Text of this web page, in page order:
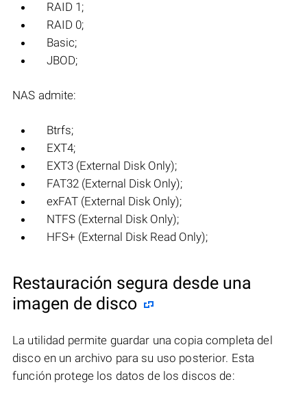
RAID 1;
RAID 0;
Basic;
JBOD;
NAS admite:
Btrfs;
EXT4;
EXT3 (External Disk Only);
FAT32 (External Disk Only);
exFAT (External Disk Only);
NTFS (External Disk Only);
HFS+ (External Disk Read Only);
Restauración segura desde una
imagen de disco
La utilidad permite guardar una copia completa del
disco en un archivo para su uso posterior. Esta
función protege los datos de los discos de: